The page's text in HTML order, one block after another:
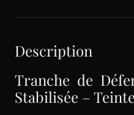
Description
Tranche de
Stabilisée –